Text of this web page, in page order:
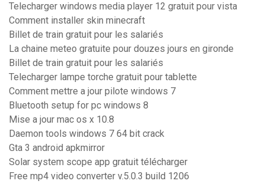
Telecharger windows media player 12 gratuit pour vista
Comment installer skin minecraft
Billet de train gratuit pour les salariés
La chaine meteo gratuite pour douzes jours en gironde
Billet de train gratuit pour les salariés
Telecharger lampe torche gratuit pour tablette
Comment mettre a jour pilote windows 7
Bluetooth setup for pc windows 8
Mise a jour mac os x 10.8
Daemon tools windows 7 64 bit crack
Gta 3 android apkmirror
Solar system scope app gratuit télécharger
Free mp4 video converter v.5.0.3 build 1206